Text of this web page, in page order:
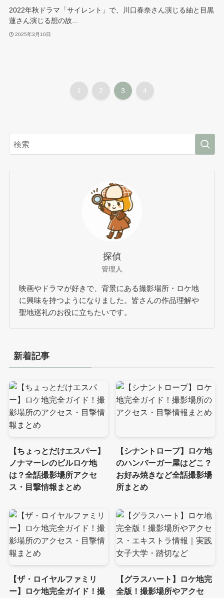
2022年秋ドラマ「サイレント」で、川口春奈さん演じる紬と目黒
蓮さん演じる想の故...
2025年3月10日
1 2 3 4
探偵
管理人
映画やドラマが好きで、背景にある撮影場所・ロケ地
に興味を持つようになりました。皆さんの作品理解や
聖地巡礼のお役に立ちたいです。
新着記事
【ちょっとだけエスパー】
ノナマーレのビルロケ地
は？全話撮影場所アクセ
ス・目撃情報まとめ
【シナントロープ】ロケ地
のハンバーガー屋はどこ？
お好み焼きなど全話撮影場
所まとめ
【ザ・ロイヤルファミリ
ー】ロケ地完全ガイド！撮
【グラスハート】ロケ地完
全版！撮影場所やアクセ